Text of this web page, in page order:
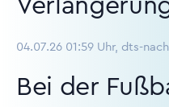
04.07.26 01:59 Uhr, dts-
Bei der